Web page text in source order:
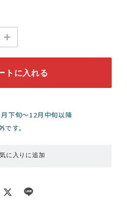
トに入れる
下旬～12月中旬以降
す。
に入りに追加